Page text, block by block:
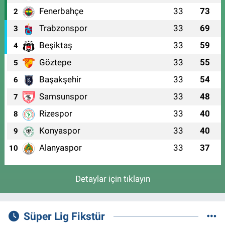
2 Fenerbahçe 33 73
3 Trabzonspor 33 69
4 Beşiktaş 33 59
5 Göztepe 33 55
6 Başakşehir 33 54
7 Samsunspor 33 48
8 Rizespor 33 40
9 Konyaspor 33 40
10 Alanyaspor 33 37
Detaylar için tıklayın
Süper Lig Fikstür